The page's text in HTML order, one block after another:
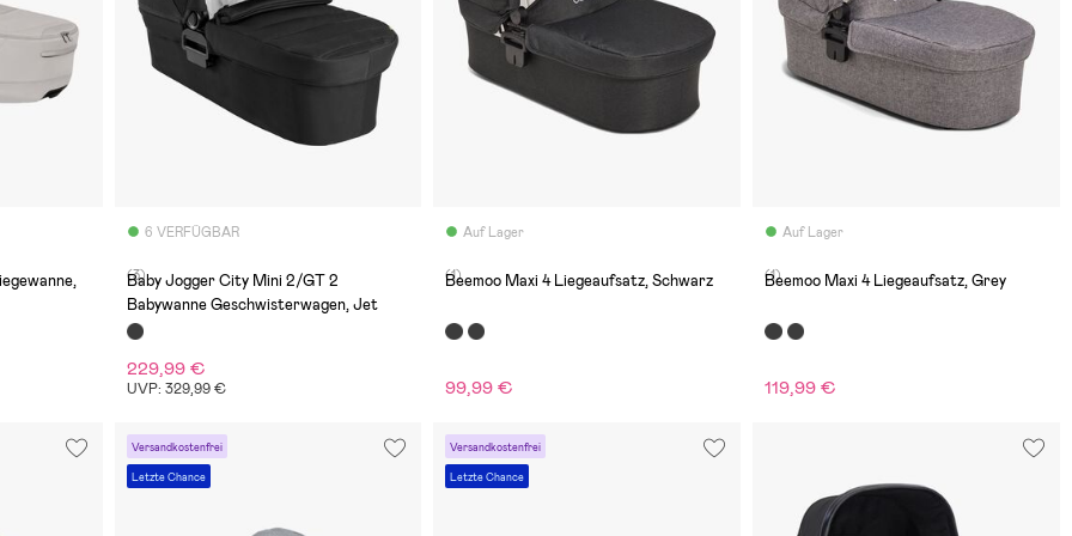
6 VERFÜGBAR
(3)
Baby Jogger City Mini 2/GT 2
Babywanne Geschwisterwagen, Jet
229,99 €
UVP: 329,99 €
Auf Lager
(1)
Beemoo Maxi 4 Liegeaufsatz, Schwarz
99,99 €
Auf Lager
(1)
Beemoo Maxi 4 Liegeaufsatz, Grey
119,99 €
Versandkostenfrei
Letzte Chance
Versandkostenfrei
Letzte Chance